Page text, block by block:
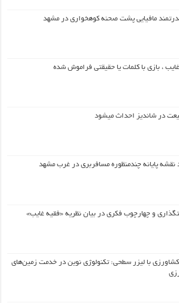
مافیایی پشت صحنه کوهخواری در مشهد
، بازی با کلمات یا حقیقتی فراموش شده
در شاندیز احداث میشود
نقشه پایانه چندمنظوره مسافربری در غرب مشهد
و چهارچوب فکری در بیان نظریه «فقیه غایب»
کشاورزی با لیزر سطحی: تکنولوژی نوین در خدمت زمین‌های